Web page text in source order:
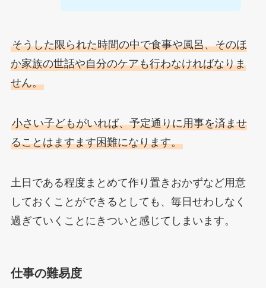
そうした限られた時間の中で食事や風呂、そのほ
か家族の世話や自分のケアも行わなければなりま
せん。
小さい子どもがいれば、予定通りに用事を済ませ
ることはますます困難になります。
土日である程度まとめて作り置きおかずなど用意
しておくことができるとしても、毎日せわしなく
過ぎていくことにきついと感じてしまいます。
仕事の難易度